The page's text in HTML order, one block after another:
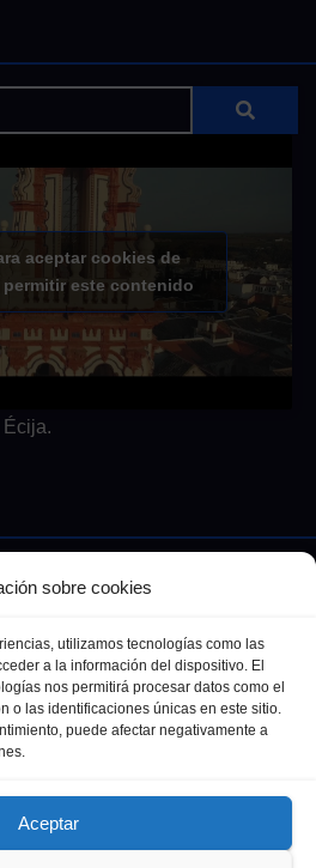
sobre cookies
utilizamos tecnologías como las
a la información del dispositivo. El
nos permitirá procesar datos como el
o las identificaciones únicas en este sitio.
puede afectar negativamente a
Aceptar
aceptar cookies de
permitir este contenido
Écija.
Cultura Deportes